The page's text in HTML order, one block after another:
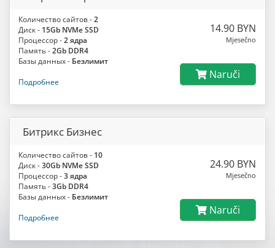
Количество сайтов -2
Диск - 15Gb NVMe SSD
Процессор -2 ядра
Память -2Gb DDR4
Базы данных - Безлимит
Подробнее
14.90 BYN
Mjesečno
Naruči
Битрикс Бизнес
Количество сайтов - 10
Диск -30Gb NVMe SSD
Процессор -3 ядра
Память -3Gb DDR4
Базы данных - Безлимит
Подробнее
24.90 BYN
Mjesečno
Naruči